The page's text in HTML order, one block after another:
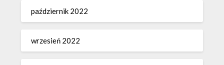
październik 2022
wrzesień 2022